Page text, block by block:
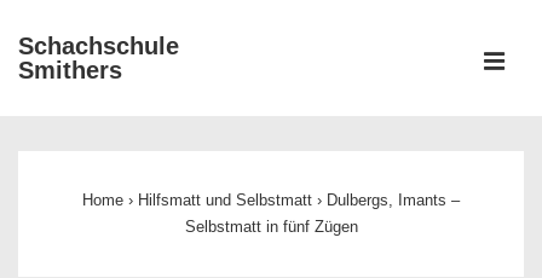
Zum
Inhalt
Schachschule
Smithers
Home › Hilfsmatt und Selbstmatt › Dulbergs, Imants –
Selbstmatt in fünf Zügen